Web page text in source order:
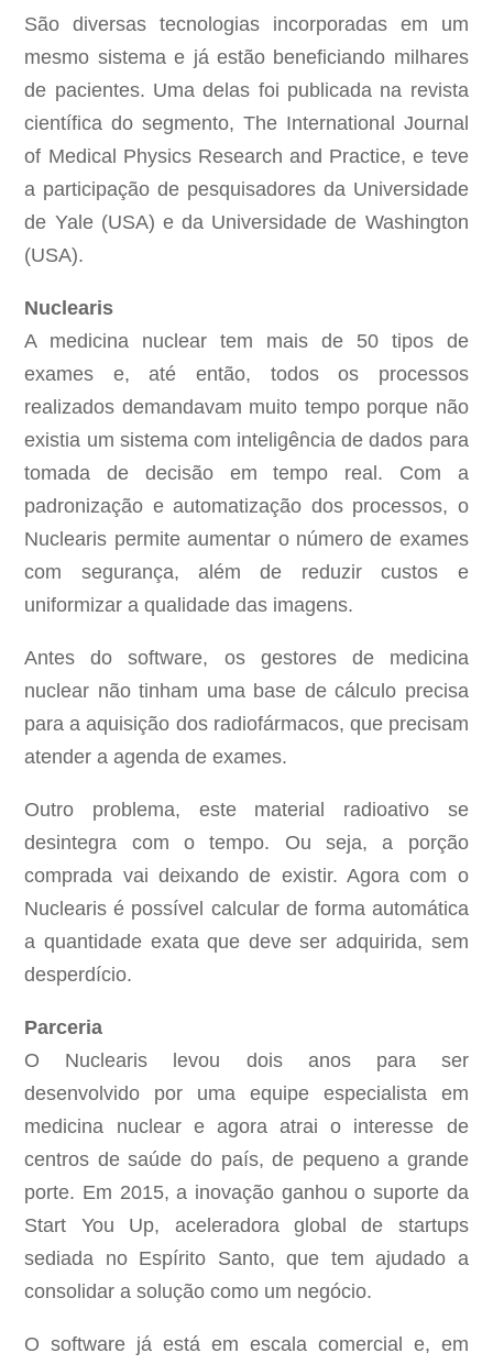
São diversas tecnologias incorporadas em um
mesmo sistema e já estão beneficiando milhares
de pacientes. Uma delas foi publicada na revista
científica do segmento, The International Journal
of Medical Physics Research and Practice, e teve
a participação de pesquisadores da Universidade
de Yale (USA) e da Universidade de Washington
(USA).
Nuclearis
A medicina nuclear tem mais de 50 tipos de
exames e, até então, todos os processos
realizados demandavam muito tempo porque não
existia um sistema com inteligência de dados para
tomada de decisão em tempo real. Com a
padronização e automatização dos processos, o
Nuclearis permite aumentar o número de exames
com segurança, além de reduzir custos e
uniformizar a qualidade das imagens.
Antes do software, os gestores de medicina
nuclear não tinham uma base de cálculo precisa
para a aquisição dos radiofármacos, que precisam
atender a agenda de exames.
Outro problema, este material radioativo se
desintegra com o tempo. Ou seja, a porção
comprada vai deixando de existir. Agora com o
Nuclearis é possível calcular de forma automática
a quantidade exata que deve ser adquirida, sem
desperdício.
Parceria
O Nuclearis levou dois anos para ser
desenvolvido por uma equipe especialista em
medicina nuclear e agora atrai o interesse de
centros de saúde do país, de pequeno a grande
porte. Em 2015, a inovação ganhou o suporte da
Start You Up, aceleradora global de startups
sediada no Espírito Santo, que tem ajudado a
consolidar a solução como um negócio.
O software já está em escala comercial e, em